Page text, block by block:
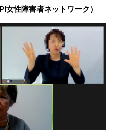
女性障害者ネットワーク）